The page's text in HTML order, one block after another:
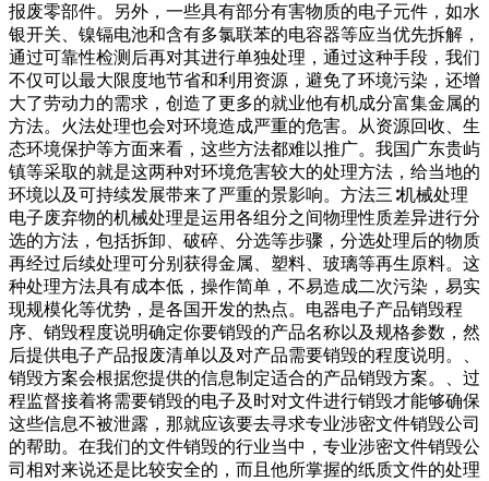
报废零部件。另外，一些具有部分有害物质的电子元件，如水
银开关、镍镉电池和含有多氯联苯的电容器等应当优先拆解，
通过可靠性检测后再对其进行单独处理，通过这种手段，我们
不仅可以最大限度地节省和利用资源，避免了环境污染，还增
大了劳动力的需求，创造了更多的就业他有机成分富集金属的
方法。火法处理也会对环境造成严重的危害。从资源回收、生
态环境保护等方面来看，这些方法都难以推广。我国广东贵屿
镇等采取的就是这两种对环境危害较大的处理方法，给当地的
环境以及可持续发展带来了严重的景影响。方法三∶机械处理
电子废弃物的机械处理是运用各组分之间物理性质差异进行分
选的方法，包括拆卸、破碎、分选等步骤，分选处理后的物质
再经过后续处理可分别获得金属、塑料、玻璃等再生原料。这
种处理方法具有成本低，操作简单，不易造成二次污染，易实
现规模化等优势，是各国开发的热点。电器电子产品销毁程
序、销毁程度说明确定你要销毁的产品名称以及规格参数，然
后提供电子产品报废清单以及对产品需要销毁的程度说明。、
销毁方案会根据您提供的信息制定适合的产品销毁方案。、过
程监督接着将需要销毁的电子及时对文件进行销毁才能够确保
这些信息不被泄露，那就应该要去寻求专业涉密文件销毁公司
的帮助。在我们的文件销毁的行业当中，专业涉密文件销毁公
司相对来说还是比较安全的，而且他所掌握的纸质文件的处理